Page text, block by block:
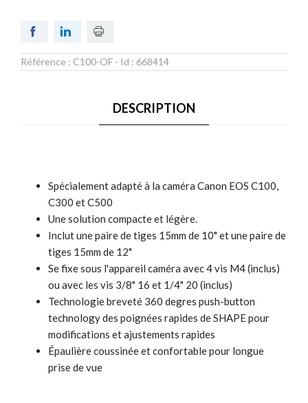
Référence : C100-OF - Id : 668414
DESCRIPTION
Spécialement adapté à la caméra Canon EOS C100,
C300 et C500
Une solution compacte et légère.
Inclut une paire de tiges 15mm de 10" et une paire de
tiges 15mm de 12"
Se fixe sous l'appareil caméra avec 4 vis M4 (inclus)
ou avec les vis 3/8" 16 et 1/4" 20 (inclus)
Technologie breveté 360 degres push-button
technology des poignées rapides de SHAPE pour
modifications et ajustements rapides
Épaulière coussinée et confortable pour longue
prise de vue